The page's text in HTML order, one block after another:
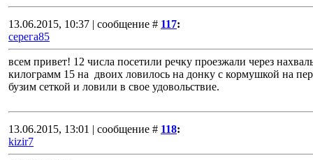
13.06.2015, 10:37 | сообщение # 117:
серега85
всем привет! 12 числа посетили речку проезжали через
килограмм 15 на двоих ловилось на донку с кормушкой на
бузим сеткой и ловили в свое удовольствие.
13.06.2015, 13:01 | сообщение # 118:
kizir7